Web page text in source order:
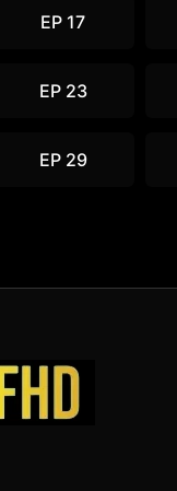
EP 17
EP 23
EP 29